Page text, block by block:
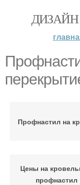
ДИЗАЙН
Профнастил на
Цены на
профнастил